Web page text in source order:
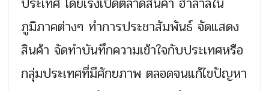
ภูมิภาคต่างๆ ทำการประชาสัมพันธ์ จัดแสดง
สินค้า จัดทำบันทึกความเข้าใจกับประเทศหรือ
กลุ่มประเทศที่มีศักยภาพ ตลอดจนแก้ไขปัญหา